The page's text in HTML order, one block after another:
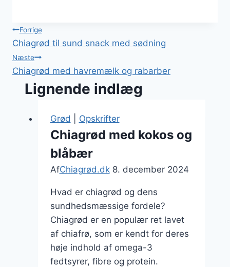
Indlægsnavigation
Forrige
Chiagrød til sund snack med sødning
Næste
Chiagrød med havremælk og rabarber
Lignende indlæg
Grød Opskrifter
Chiagrød med kokos og
blåbær
AfChiagrød.dk 8. december 2024
Hvad er chiagrød og dens
sundhedsmæssige fordele?
Chiagrød er en populær ret lavet
af chiafrø, som er kendt for deres
høje indhold af omega-3
fedtsyrer, fibre og protein.